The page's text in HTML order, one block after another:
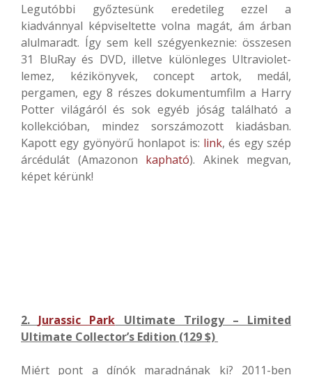
Legutóbbi győztesünk eredetileg ezzel a
kiadvánnyal képviseltette volna magát, ám árban
alulmaradt. Így sem kell szégyenkeznie: összesen
31 BluRay és DVD, illetve különleges Ultraviolet-
lemez, kézikönyvek, concept artok, medál,
pergamen, egy 8 részes dokumentumfilm a Harry
Potter világáról és sok egyéb jóság található a
kollekcióban, mindez sorszámozott kiadásban.
Kapott egy gyönyörű honlapot is: link, és egy szép
árcédulát (Amazonon kapható). Akinek megvan,
képet kérünk!
2. Jurassic Park Ultimate Trilogy – Limited
Ultimate Collector’s Edition (129 $)
Miért pont a dínók maradnának ki? 2011-ben